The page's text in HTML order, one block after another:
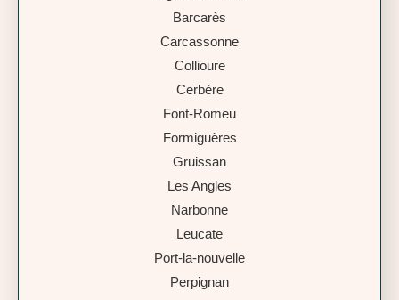
Barcarès
Carcassonne
Collioure
Cerbère
Font-Romeu
Formiguères
Gruissan
Les Angles
Narbonne
Leucate
Port-la-nouvelle
Perpignan